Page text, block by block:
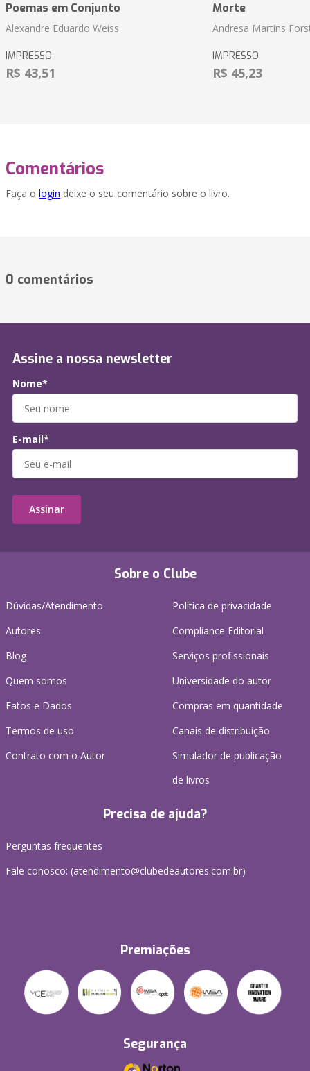
Poemas em Conjunto
Alexandre Eduardo Weiss
IMPRESSO
R$ 43,51
Morte
Andresa Martins
IMPRESSO
R$ 45,23
Comentários
Faça o login deixe o seu comentário sobre o livro.
0 comentários
Sobre o Clube
Dúvidas/Atendimento
Autores
Blog
Quem somos
Fatos e Dados
Termos de uso
Contrato com o Autor
Política de privacidade
Compliance Editorial
Serviços profissionais
Universidade do autor
Compras em quantidade
Canais de distribuição
Simulador de publicação
de livros
Precisa de ajuda?
Perguntas frequentes
Fale conosco: (atendimento@clubedeautores.com.br)
Premiações
Segurança
Assine a nossa newsletter
Nome*
E-mail*
Assinar